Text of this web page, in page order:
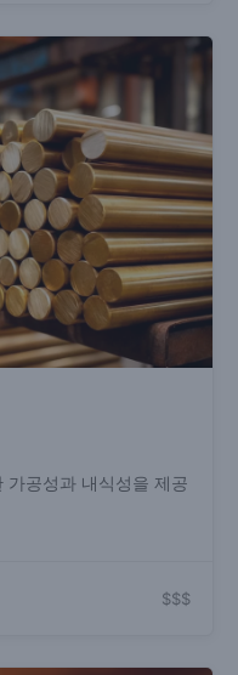
가공성과 내식성을 제공
$$$